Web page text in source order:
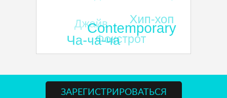
ЗАРЕГИСТРИРОВАТЬСЯ